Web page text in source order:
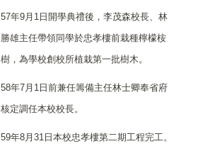
57年9月1日開學典禮後，李茂森校長、林
勝雄主任帶領同學於忠孝樓前栽種檸檬桉
樹，為學校創校所植栽第一批樹木。
58年7月1日前兼任籌備主任林士卿奉省府
核定調任本校校長。
59年8月31日本校忠孝樓第二期工程完工。